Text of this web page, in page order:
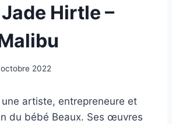
Hirtle –
2022
artiste, entrepreneure et
du bébé Beaux. Ses œuvres